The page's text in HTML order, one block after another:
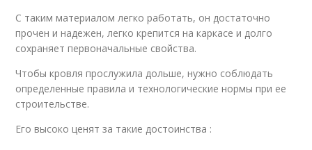
С таким материалом легко работать, он достаточно
прочен и надежен, легко крепится на каркасе и долго
сохраняет первоначальные свойства.
Чтобы кровля прослужила дольше, нужно соблюдать
определенные правила и технологические нормы при ее
строительстве.
Его высоко ценят за такие достоинства :